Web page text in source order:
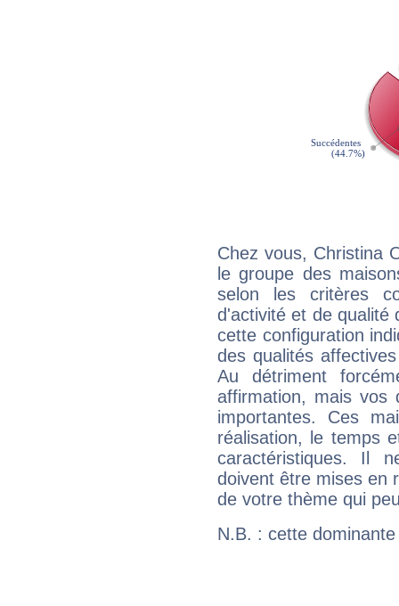
Chez vous, Christina
le groupe des
selon les critères
d'activité et de qualité
cette configuration
des qualités
Au détriment
affirmation, mais
importantes. Ces
réalisation, le temps
caractéristiques. Il
doivent être mises en
de votre thème qui
N.B. : cette